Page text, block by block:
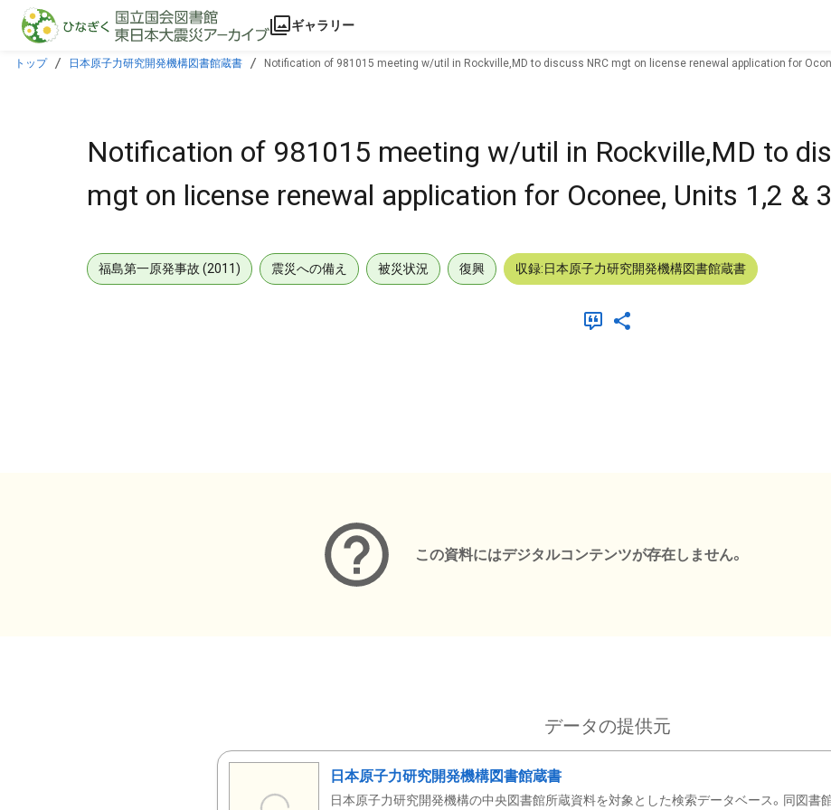
本文に飛ぶ
ギャラリー
トップ 日本原子力研究開発機構図書館蔵書 Notification of 981015 meeting w/util in Rockville,MD to discuss NRC mgt on license renewal application for
Notification of 981015 meeting w/util in Rockville,MD to
mgt on license renewal application for Oconee, Units 1,2 &
福島第一原発事故 (2011) 震災への備え 被災状況 復興 収録:日本原子力研究開発機構図書館蔵書
この資料にはデジタルコンテンツが存在しません。
データの提供元
日本原子力研究開発機構図書館蔵書
日本原子力研究開発機構の中央図書館所蔵資料を対象とした検索データベース。同図書